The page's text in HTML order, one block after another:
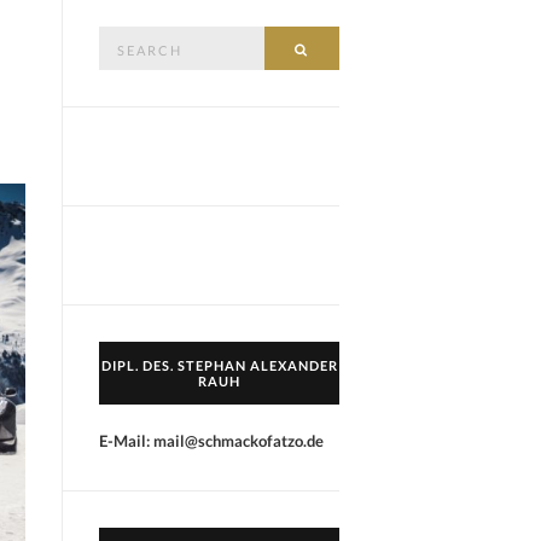
DIPL. DES. STEPHAN ALEXANDER
RAUH
E-Mail: mail@schmackofatzo.de